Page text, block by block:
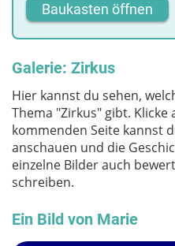
Baukasten öffnen
Galerie: Zirkus
Hier kannst du sehen,
Thema "Zirkus" gibt. Klicke
kommenden Seite kannst
anschauen und die
einzelne Bilder auch
schreiben.
Ein Bild von Marie